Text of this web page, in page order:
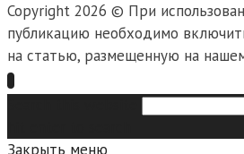
Copyright 2026 © При
публикацию необходимо
на статью, размещенную на
Закрыть меню